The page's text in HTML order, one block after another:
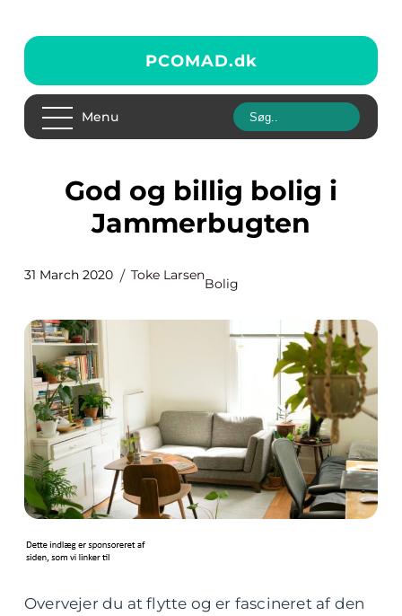
PCOMAD.dk
Menu
God og billig bolig i
Jammerbugten
31 March 2020 Toke Larsen
Bolig
Overvejer du at flytte og er fascineret af den